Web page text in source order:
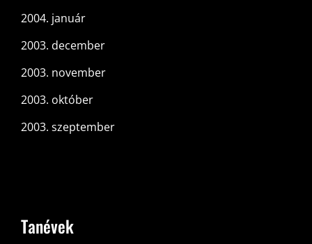
2004. január
2003. december
2003. november
2003. október
2003. szeptember
Tanévek